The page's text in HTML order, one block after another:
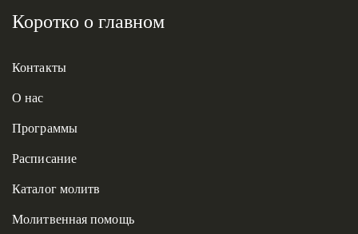
Коротко о главном
Контакты
О нас
Программы
Расписание
Каталог молитв
Молитвенная помощь